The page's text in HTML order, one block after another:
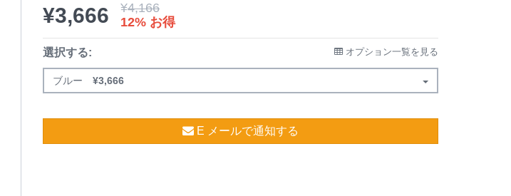
¥3,666 ¥4,166
12% お得
選択する: オプション一覧を見る
ブルー ¥3,666
E メールで通知する